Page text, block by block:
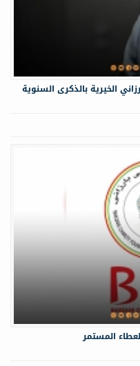
الخيرية بالذكرى السنوية